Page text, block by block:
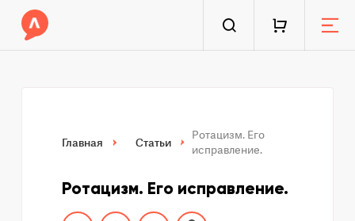
Главная Статьи
Ротацизм. Его
исправление.
Ротацизм. Его исправление.